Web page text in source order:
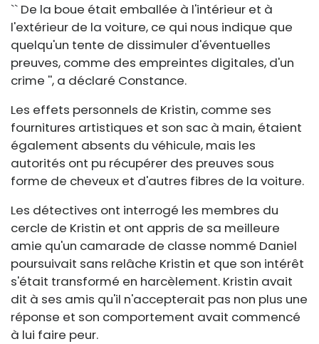
`` De la boue était emballée à l'intérieur et à
l'extérieur de la voiture, ce qui nous indique que
quelqu'un tente de dissimuler d'éventuelles
preuves, comme des empreintes digitales, d'un
crime '', a déclaré Constance.
Les effets personnels de Kristin, comme ses
fournitures artistiques et son sac à main, étaient
également absents du véhicule, mais les
autorités ont pu récupérer des preuves sous
forme de cheveux et d'autres fibres de la voiture.
Les détectives ont interrogé les membres du
cercle de Kristin et ont appris de sa meilleure
amie qu'un camarade de classe nommé Daniel
poursuivait sans relâche Kristin et que son intérêt
s'était transformé en harcèlement. Kristin avait
dit à ses amis qu'il n'accepterait pas non plus une
réponse et son comportement avait commencé
à lui faire peur.